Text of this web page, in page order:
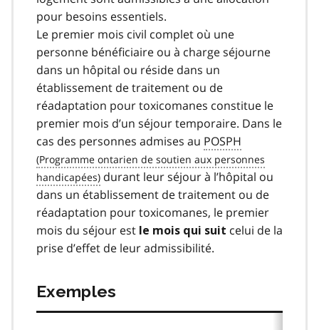
pour besoins essentiels.
Le premier mois civil complet où une
personne bénéficiaire ou à charge séjourne
dans un hôpital ou réside dans un
établissement de traitement ou de
réadaptation pour toxicomanes constitue le
premier mois d’un séjour temporaire. Dans le
cas des personnes admises au POSPH
durant leur séjour à l’hôpital ou
dans un établissement de traitement ou de
réadaptation pour toxicomanes, le premier
mois du séjour est le mois qui suit celui de la
prise d’effet de leur admissibilité.
Exemples